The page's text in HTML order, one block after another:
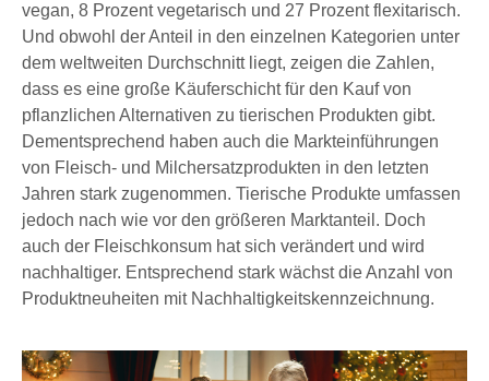
vegan, 8 Prozent vegetarisch und 27 Prozent flexitarisch.
Und obwohl der Anteil in den einzelnen Kategorien unter
dem weltweiten Durchschnitt liegt, zeigen die Zahlen,
dass es eine große Käuferschicht für den Kauf von
pflanzlichen Alternativen zu tierischen Produkten gibt.
Dementsprechend haben auch die Markteinführungen
von Fleisch- und Milchersatzprodukten in den letzten
Jahren stark zugenommen. Tierische Produkte umfassen
jedoch nach wie vor den größeren Marktanteil. Doch
auch der Fleischkonsum hat sich verändert und wird
nachhaltiger. Entsprechend stark wächst die Anzahl von
Produktneuheiten mit Nachhaltigkeitskennzeichnung.